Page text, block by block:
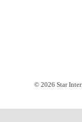
© 2026 Star